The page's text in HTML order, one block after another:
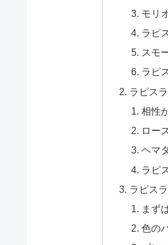
モリ
ラピ
スモ
ラピ
ラピス
相性
ロー
ヘマ
ラピ
ラピス
まず
色の